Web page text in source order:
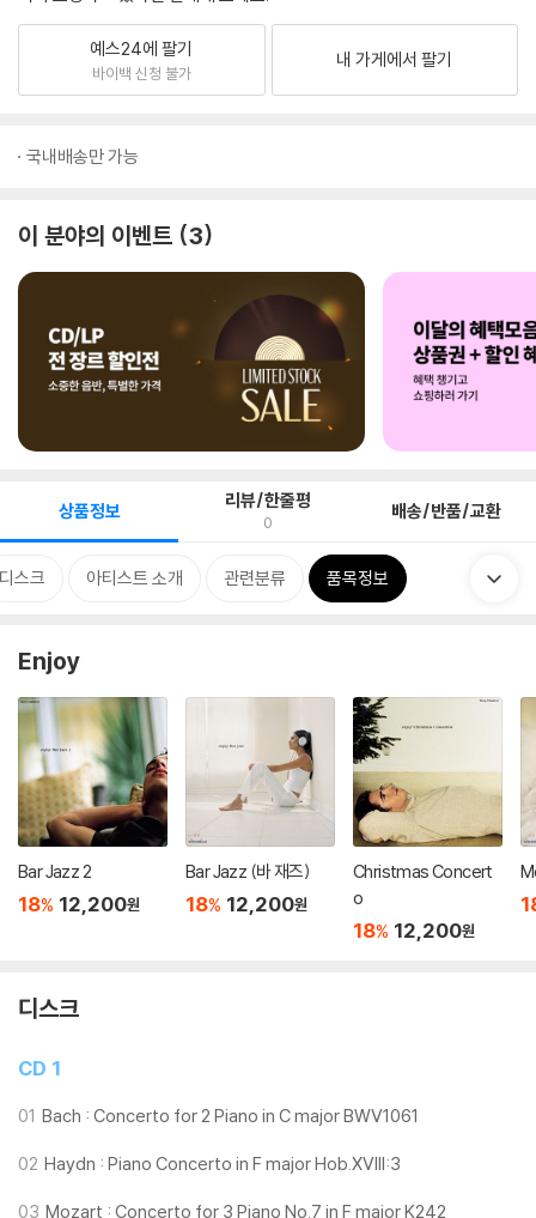
예스24에 팔기
바이백 신청 불가
내 가게에서 팔기
국내배송만 가능
이 분야의 이벤트 3
상품정보 리뷰/한줄평
0 배송/반품/교환
디스크 아티스트 소개 관련분류 품목정보
Enjoy
Bar Jazz 2
18% 12,200원
Bar Jazz (바 재즈)
18% 12,200원
Christmas Concert
o
18% 12,200원
디스크
CD 1
01 Bach : Concerto for 2 Piano in C major BWV1061
02 Haydn : Piano Concerto in F major Hob.XVIII:3
03 Mozart : Concerto for 3 Piano No.7 in F major K242